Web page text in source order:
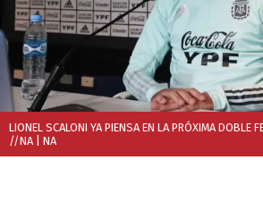
LIONEL SCALONI YA PIENSA EN LA PRÓXIMA DOBLE
//NA | NA